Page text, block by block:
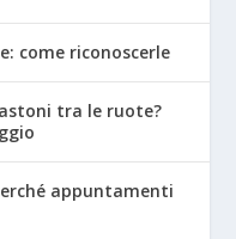
come riconoscerle
tra le ruote?
appuntamenti